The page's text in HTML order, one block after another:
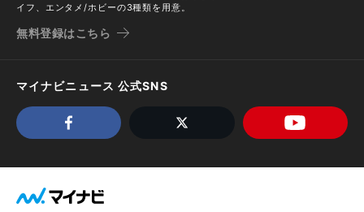
イフ、エンタメ/ホビーの3種類を用意。
無料登録はこちら
マイナビニュース 公式SNS